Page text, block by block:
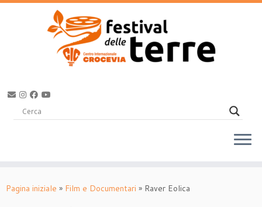
Pagina iniziale » Film e Documentari » Raver Eolica